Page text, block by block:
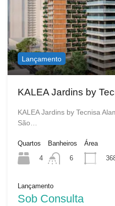
Lançamento
KALEA Jardins by
KALEA Jardins by Tecnisa
São…
Quartos
4
Banheiros
6
Área
Lançamento
Sob Consulta